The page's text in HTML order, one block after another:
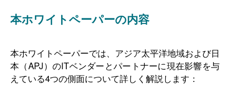
本ホワイトペーパーの内容
本ホワイトペーパーでは、アジア太平洋地域および日
本（APJ）のITベンダーとパートナーに現在影響を与
えている4つの側面について詳しく解説します：